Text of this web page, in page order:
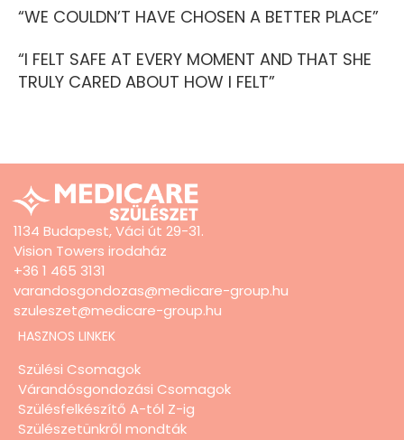
“WE COULDN’T HAVE CHOSEN A BETTER PLACE”
“I FELT SAFE AT EVERY MOMENT AND THAT SHE
TRULY CARED ABOUT HOW I FELT”
1134 Budapest, Váci út 29-31.
Vision Towers irodaház
+36 1 465 3131
varandosgondozas@medicare-group.hu
szuleszet@medicare-group.hu
HASZNOS LINKEK
Szülési Csomagok
Várandósgondozási Csomagok
Szülésfelkészítő A-tól Z-ig
Szülészetünkről mondták